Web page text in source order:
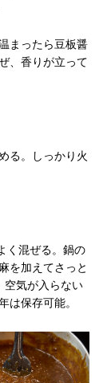
まったら豆板醤
、香りが立って
る。しっかり火
く混ぜる。鍋の
を加えてさっと
空気が入らない
は保存可能。